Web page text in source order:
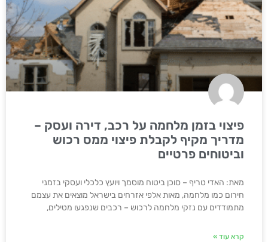
פיצוי בזמן מלחמה על רכב, דירה ועסק –
מדריך מקיף לקבלת פיצוי ממס רכוש
וביטוחים פרטיים
מאת: האדי טריף – סוכן ביטוח מוסמך ויועץ כלכלי ועסקי בזמני
חירום כמו מלחמה, מאות אלפי אזרחים בישראל מוצאים את עצמם
מתמודדים עם נזקי מלחמה לרכוש – רכבים שנפגעו מטילים,
קרא עוד »